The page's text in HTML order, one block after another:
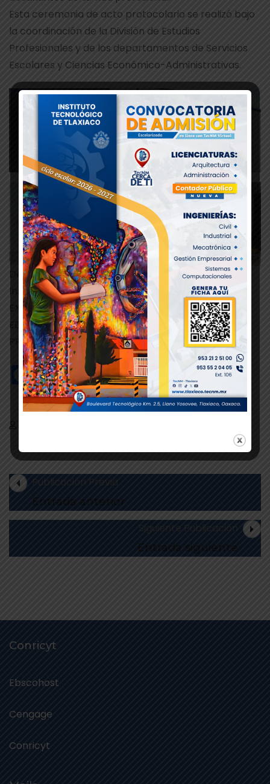
Esta ceremonia de acto protocolario se realizó bajo
la coordinación de la División de Estudios
Profesionales y de los departamentos de Servicios
Escolares y Ciencias Económico-Administrativas.
Departamento de Comunicación y Difusión.
Instituto Tecnológico de Tlaxiaco
EXCELENCIA EN EDUCACIÓN TECNOLÓGICA®
EDUCACIÓN, CIENCIA Y TECNOLOGÍA,
PROGRESO, DÍA CON DÍA
Facebook
Twitter
WhatsApp
Publicación Previa
Entrada anterior
Siguiente Publicación
Entrada siguiente
Conricyt
Ebscohost
Cengage
Conricyt